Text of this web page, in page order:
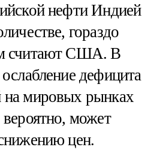
нефти Индией
гораздо
считают США. В
дефицита
на мировых рынках
может
цен.